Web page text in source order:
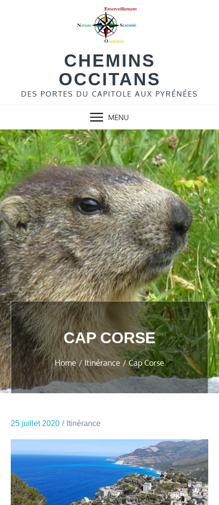
CHEMINS
OCCITANS
DES PORTES DU CAPITOLE AUX PYRÉNÉES
MENU
CAP CORSE
Home Itinérance Cap Corse
25 juillet 2020 Itinérance